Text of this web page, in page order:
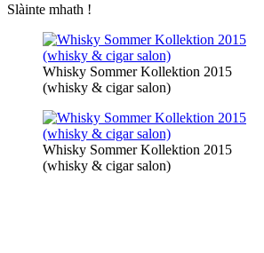
Slàinte mhath !
Whisky Sommer Kollektion 2015
(whisky & cigar salon)
Whisky Sommer Kollektion 2015
(whisky & cigar salon)